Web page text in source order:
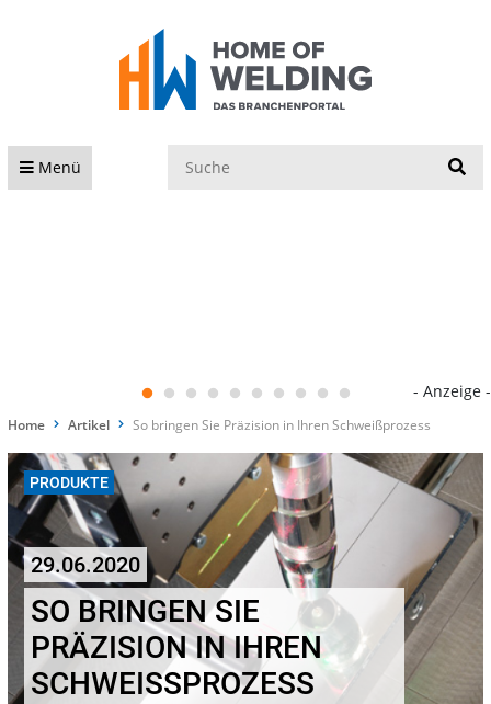
Menü
- Anzeige -
Home Artikel So bringen Sie Präzision in Ihren Schweißprozess
PRODUKTE
29.06.2020
SO BRINGEN SIE
PRÄZISION IN IHREN
SCHWEISSPROZESS